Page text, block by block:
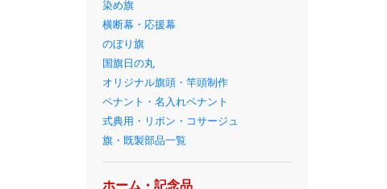
染め旗
横断幕・応援幕
のぼり旗
国旗日の丸
オリジナル旗頭・竿頭制作
ペナント・名入れペナント
式典用・リボン・コサージュ
旗・既製部品一覧
ホーム・記念品